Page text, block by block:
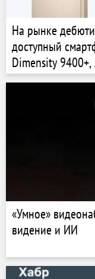
На рынке
доступный
Dimensity 9400+,
аккумулятором
«Умное»
видение и ИИ